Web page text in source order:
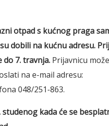
otpad s kućnog praga
dobili na kućnu adresu.
7. travnja. Prijavnicu
na e-mail adresu:
048/251-863.
kada će se